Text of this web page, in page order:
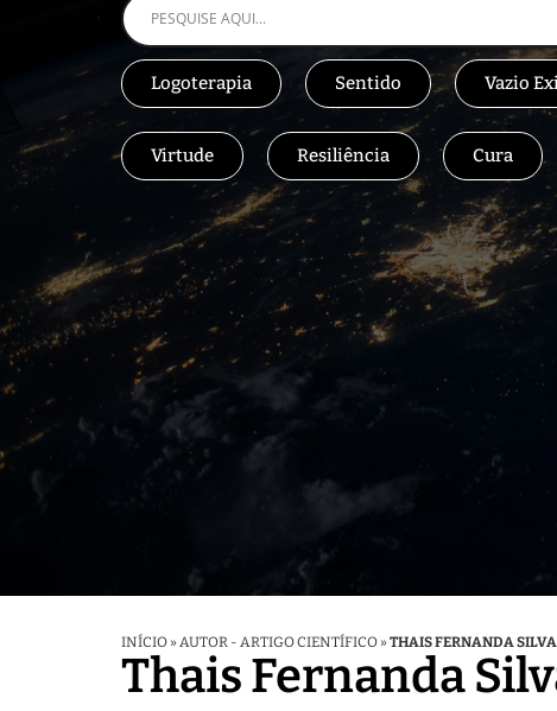
Logoterapia Sentido Vazio
Virtude Resiliência Cura
INÍCIO »AUTOR - ARTIGO CIENTÍFICO »THAIS FERNANDA
Thais Fernanda